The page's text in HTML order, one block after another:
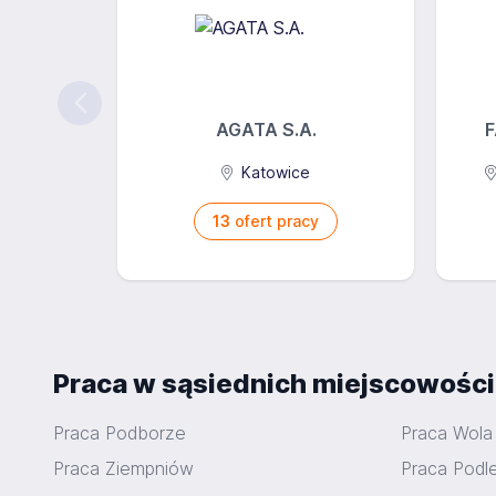
AGATA S.A.
Katowice
13 ofert pracy
Praca w sąsiednich
Praca Podborze
Praca
Praca Ziempniów
Praca